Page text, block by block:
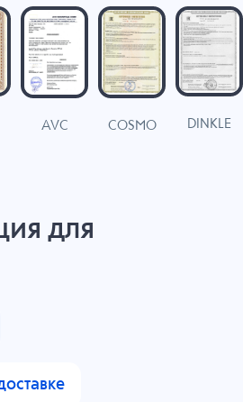
AVC COSMO DINKLE
для